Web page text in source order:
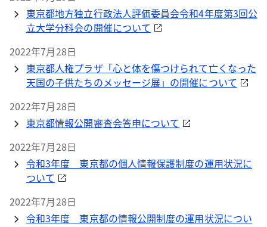
東京都地方独立行政法人評価委員会令和4年度第3回公
立大学分科会の開催について
2022年7月28日
東京都人権プラザ「心と体を傷つけられて亡くなった
天国の子供たちのメッセージ展」の開催について
2022年7月28日
東京都情報公開審査会答申について
2022年7月28日
令和3年度 東京都の個人情報保護制度の運用状況に
ついて
2022年7月28日
令和3年度 東京都の情報公開制度の運用状況につい